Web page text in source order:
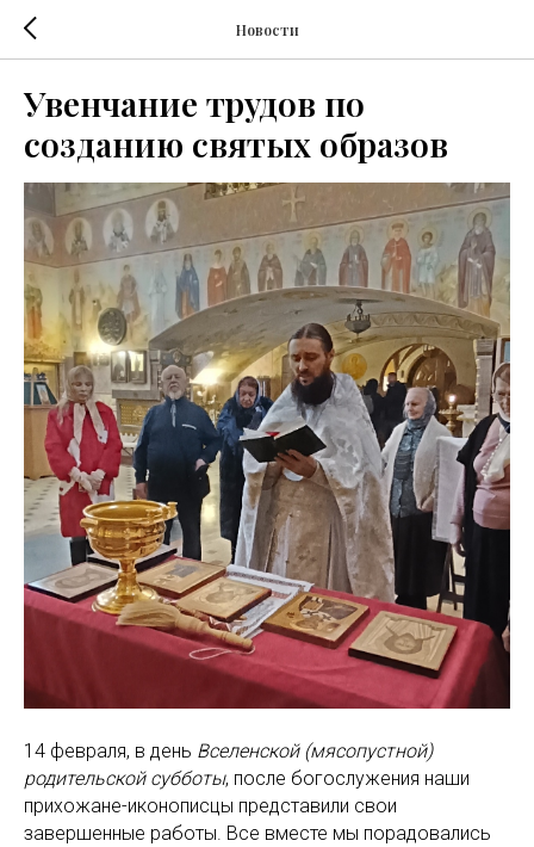
Новости
Увенчание трудов по
созданию святых образов
14 февраля, в день Вселенской (мясопустной)
родительской субботы, после богослужения наши
прихожане-иконописцы представили свои
завершенные работы. Все вместе мы порадовались